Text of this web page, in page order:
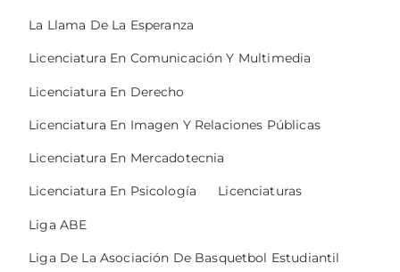
La Llama De La Esperanza
Licenciatura En Comunicación Y Multimedia
Licenciatura En Derecho
Licenciatura En Imagen Y Relaciones Públicas
Licenciatura En Mercadotecnia
Licenciatura En Psicología Licenciaturas
Liga ABE
Liga De La Asociación De Basquetbol Estudiantil